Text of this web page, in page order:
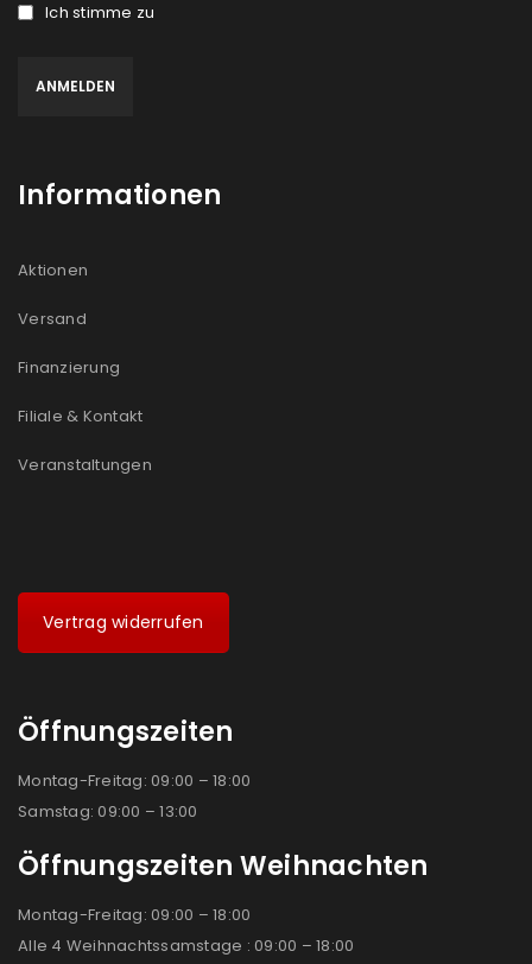
Ich stimme zu
Informationen
Aktionen
Versand
Finanzierung
Filiale & Kontakt
Veranstaltungen
Vertrag widerrufen
Öffnungszeiten
Montag-Freitag: 09:00 – 18:00
Samstag: 09:00 – 13:00
Öffnungszeiten Weihnachten
Montag-Freitag: 09:00 – 18:00
Alle 4 Weihnachtssamstage : 09:00 – 18:00